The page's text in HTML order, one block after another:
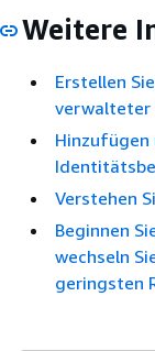
Weitere
Erstellen
verwalteter
Hinzufügen
Verstehen
Beginnen
wechseln
geringsten